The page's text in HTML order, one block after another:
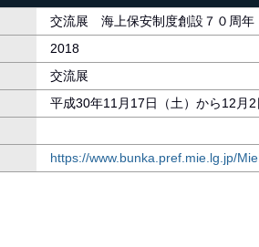
交流展 海上保安制度創設７０周年
2018
交流展
平成30年11月17日（土）から12月
https://www.bunka.pref.mie.lg.jp/